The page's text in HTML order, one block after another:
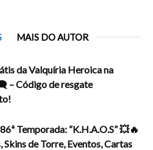
MAIS DO AUTOR
da Valquíria Heroica na
– Código de resgate
Temporada: “K.H.A.O.S” 💥🔥
Skins de Torre, Eventos, Cartas